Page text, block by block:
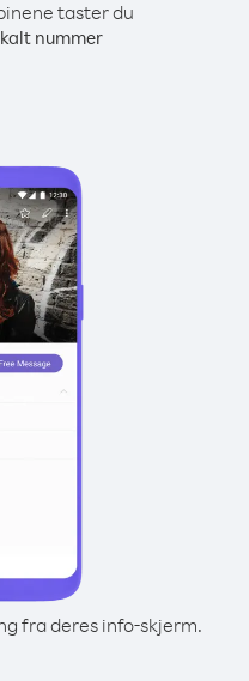
taster du
nummer
fra deres info-skjerm.